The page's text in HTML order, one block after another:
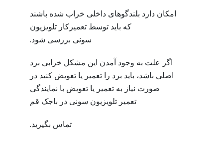
امکان دارد بلندگوهای داخلی خراب شده باشند
که باید توسط تعمیرکار تلویزیون
سونی بررسی شود.
اگر علت به وجود آمدن این مشکل خرابی برد
اصلی باشد، باید برد را تعمیر یا تعویض کنید در
صورت نیاز به تعمیر یا تعویض با نمایندگی
تعمیر تلویزیون سونی در باجک قم
تماس بگیرید.